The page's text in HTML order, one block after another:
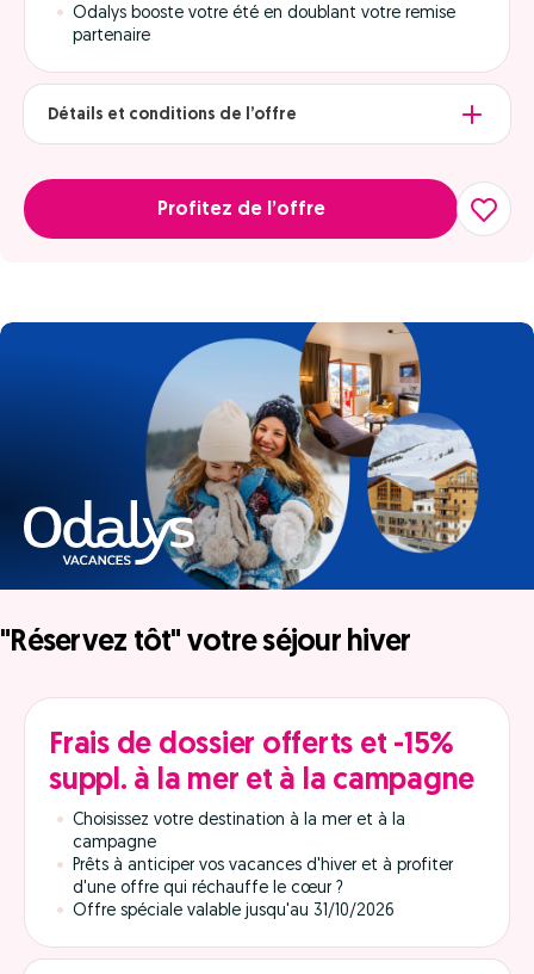
Odalys booste votre été en doublant votre remise
partenaire
Détails et conditions de l’offre
Profitez de l’offre
"Réservez tôt" votre séjour hiver
Frais de dossier offerts et -15%
suppl. à la mer et à la campagne
Choisissez votre destination à la mer et à la
campagne
Prêts à anticiper vos vacances d'hiver et à profiter
d'une offre qui réchauffe le cœur ?
Offre spéciale valable jusqu'au 31/10/2026